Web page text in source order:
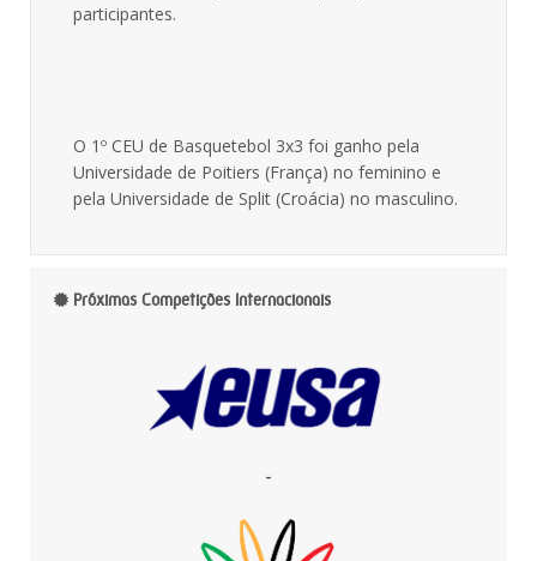
participantes.
O 1º CEU de Basquetebol 3x3 foi ganho pela
Universidade de Poitiers (França) no feminino e
pela Universidade de Split (Croácia) no masculino.
Próximas Competições Internacionais
-